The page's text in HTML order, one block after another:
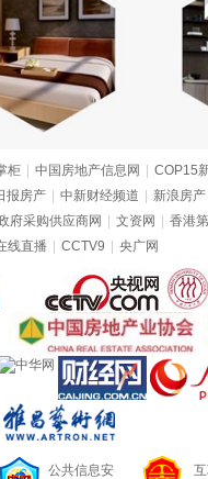
柜 中国房地产信息网
COP15
报房产 中新财经频道
新浪房产
府采购供应商网 文资网
香港
线直播 CCTV9 央广网
公共信息安